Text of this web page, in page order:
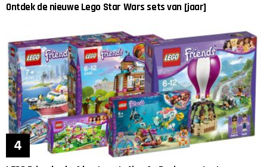
Ontdek de nieuwe Lego Star Wars sets van [jaar]